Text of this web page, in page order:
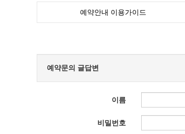
예약안내 이용가이드
예약문의 글답변
이름
비밀번호